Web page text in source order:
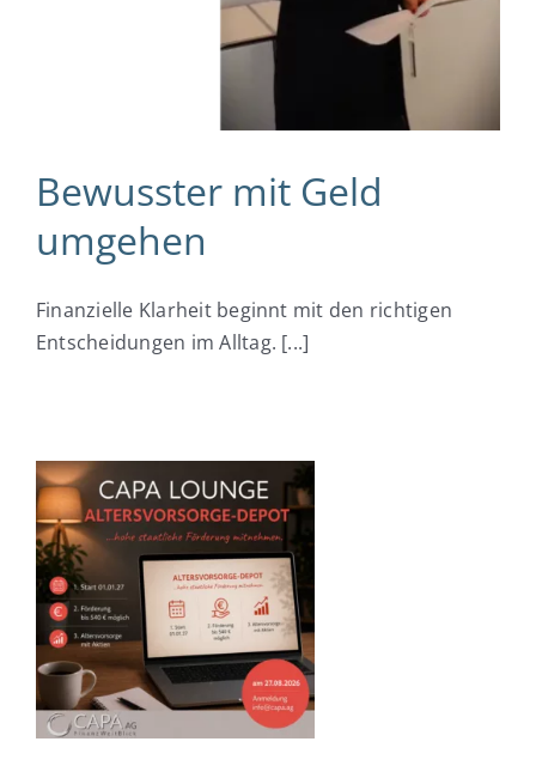
Bewusster mit Geld
umgehen
Finanzielle Klarheit beginnt mit den richtigen
Entscheidungen im Alltag. [...]